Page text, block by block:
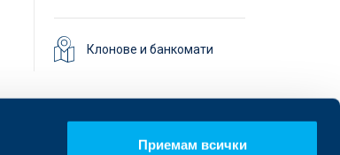
Приемам всички
Клонове и банкомати